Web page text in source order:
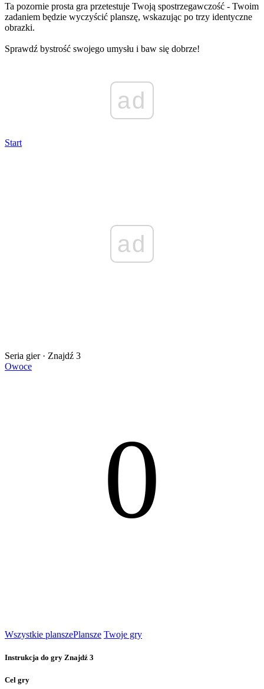
Ta pozornie prosta gra przetestuje Twoją spostrzegawczość - Twoim
zadaniem będzie wyczyścić planszę, wskazując po trzy identyczne
obrazki.
Sprawdź bystrość swojego umysłu i baw się dobrze!
ad
Start
ad
Seria gier · Znajdź 3
Owoce
0
Wszystkie planszePlansze Twoje gry
Instrukcja do gry Znajdź 3
Cel gry